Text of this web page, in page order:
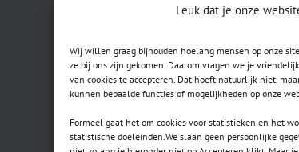
Leuk dat je onze
Wij willen graag bijhouden hoelang mensen op onze
ze bij ons zijn gekomen. Daarom vragen we je
van cookies te accepteren. Dat hoeft natuurlijk niet,
kunnen bepaalde functies of mogelijkheden op onze
Formeel gaat het om cookies voor statistieken en het
statistische doeleinden.We slaan geen persoonlijke